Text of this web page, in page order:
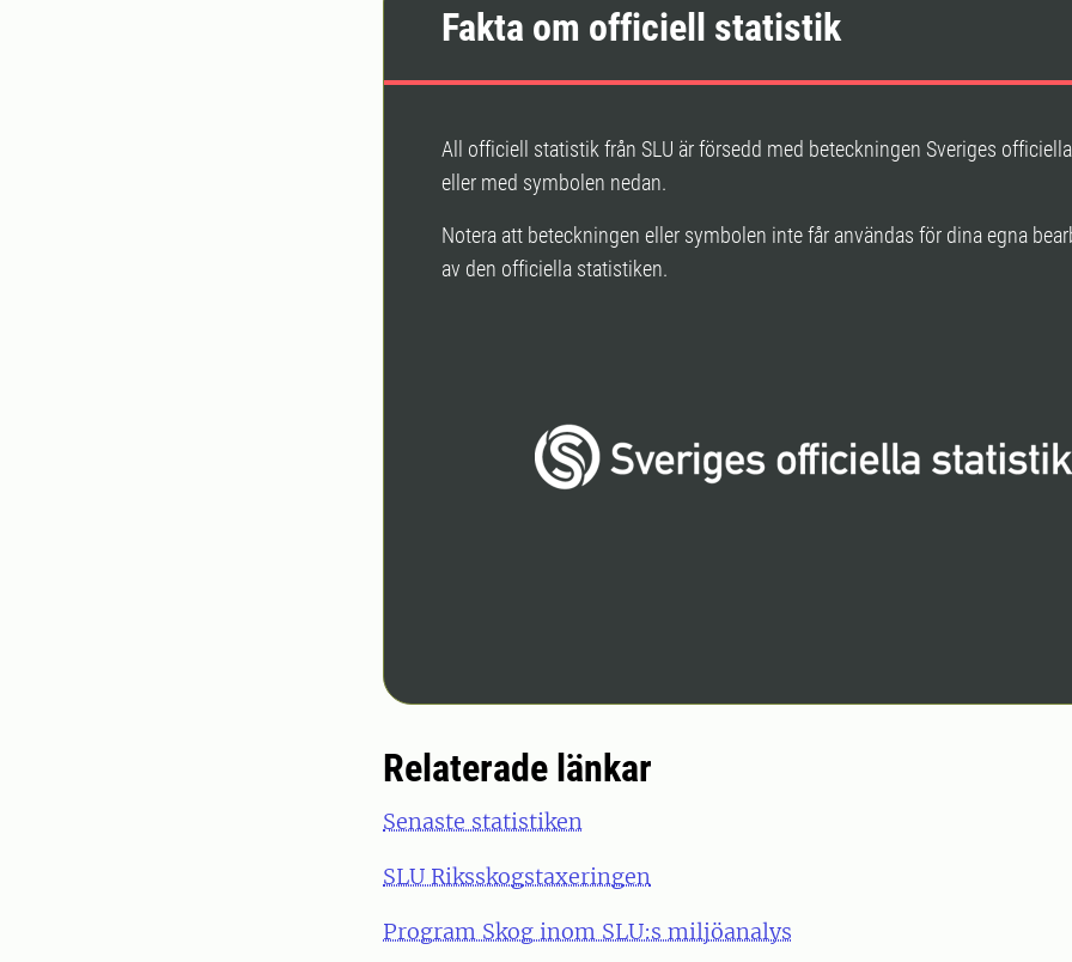
Fakta om officiell statistik
All officiell statistik från SLU är försedd med beteckningen Sveriges
eller med symbolen nedan.
Notera att beteckningen eller symbolen inte får användas för dina egna
av den officiella statistiken.
Relaterade länkar
Senaste statistiken
SLU Riksskogstaxeringen
Program Skog inom SLU:s miljöanalys